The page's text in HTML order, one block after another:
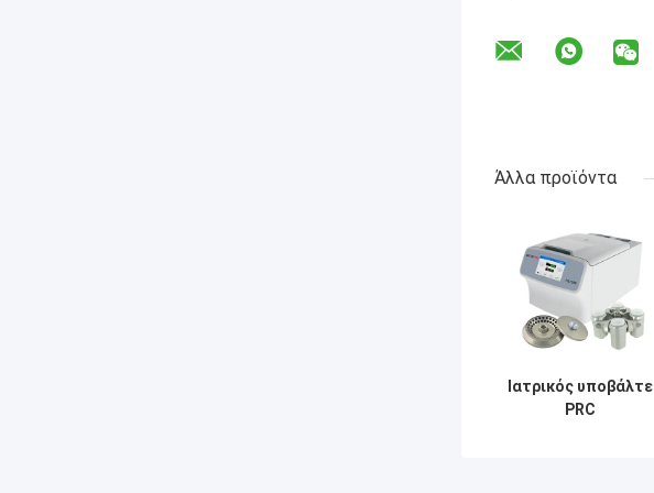
Άλλα προϊόντα
Ιατρικός υποβάλτε
PRC